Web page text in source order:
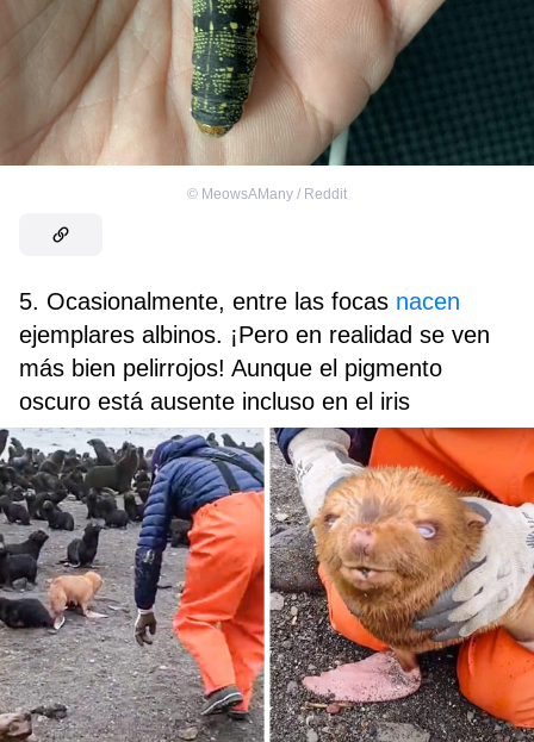
© MeowsAMany / Reddit
5. Ocasionalmente, entre las focas nacen
ejemplares albinos. ¡Pero en realidad se ven
más bien pelirrojos! Aunque el pigmento
oscuro está ausente incluso en el iris